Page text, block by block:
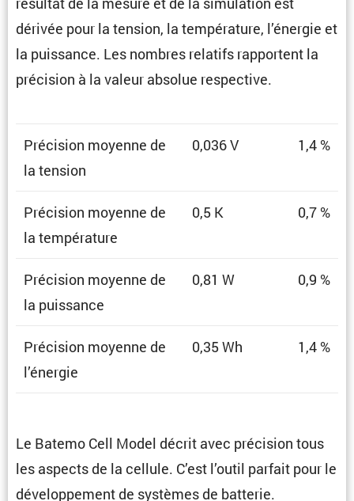
dérivée pour la tension, la tempé­ra­ture, l’énergie et
la puissance. Les nombres relatifs rapportent la
préci­sion à la valeur absolue respective.
Préci­sion moyenne de
la tension
0,036 V 1,4 %
Préci­sion moyenne de
la température
0,5 K 0,7 %
Préci­sion moyenne de
la puissance
0,81 W 0,9 %
Préci­sion moyenne de
l’énergie
0,35 Wh 1,4 %
Le Batemo Cell Model décrit avec préci­sion tous
les aspects de la cellule. C’est l’outil parfait pour le
dévelop­pe­ment de systèmes de batterie.